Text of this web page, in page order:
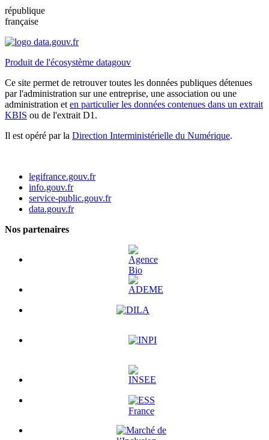
république
française
Produit de l'écosystème datagouv
Ce site permet de retrouver toutes les données publiques détenues
par l'administration sur une entreprise, une association ou une
administration et en particulier les données contenues dans un extrait
KBIS ou de l'extrait D1.
Il est opéré par la Direction Interministérielle du Numérique.
legifrance.gouv.fr
info.gouv.fr
service-public.gouv.fr
data.gouv.fr
Nos partenaires